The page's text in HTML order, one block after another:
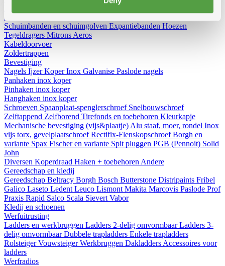
Birdex - Duivenpinnen Oisipic
Schuimbanden en schuimgolven Expantiebanden Hoezen
Tegeldragers Mitrons Aeros
Kabeldoorvoer
Zoldertrappen
Bevestiging
Nagels IjzerKoperInox Galvanise Paslode nagels
Panhaken inox koper
Pinhaken inox koper
Hanghaken inox koper
Schroeven Spaanplaat-spenglerschroef Snelbouwschroef
Zelftappend Zelfborend Tirefonds en toebehoren Kleurkapje
Mechanische bevestiging (vijs&plaatje) Alu staaf, moer, rondel Inox
vijs torx, gevelplaatschroefRectifix-FlenskopschroefBorgh en
variante Spax Fischer en variante Spit pluggen PGB (Pennoit) Solid
John
Diversen Koperdraad Haken + toebehoren Andere
Gereedschap en kledij
Gereedschap Beltracy Borgh Bosch Butterstone Distripaints Fribel
Galico Laseto Ledent Leuco Lismont Makita Marcovis Paslode Prof
Praxis Rapid Salco Scala Sievert Vabor
Kledij en schoenen
Werfuitrusting
Ladders en werkbruggen Ladders 2-delig omvormbaarLadders 3-
delig omvormbaarDubbele trapladders Enkele trapladders
RolsteigerVouwsteigerWerkbruggen Dakladders Accessoires voor
ladders
Werfradios